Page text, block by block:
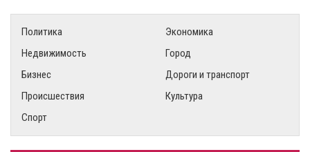
Политика
Экономика
Недвижимость
Город
Бизнес
Дороги и транспорт
Происшествия
Культура
Спорт